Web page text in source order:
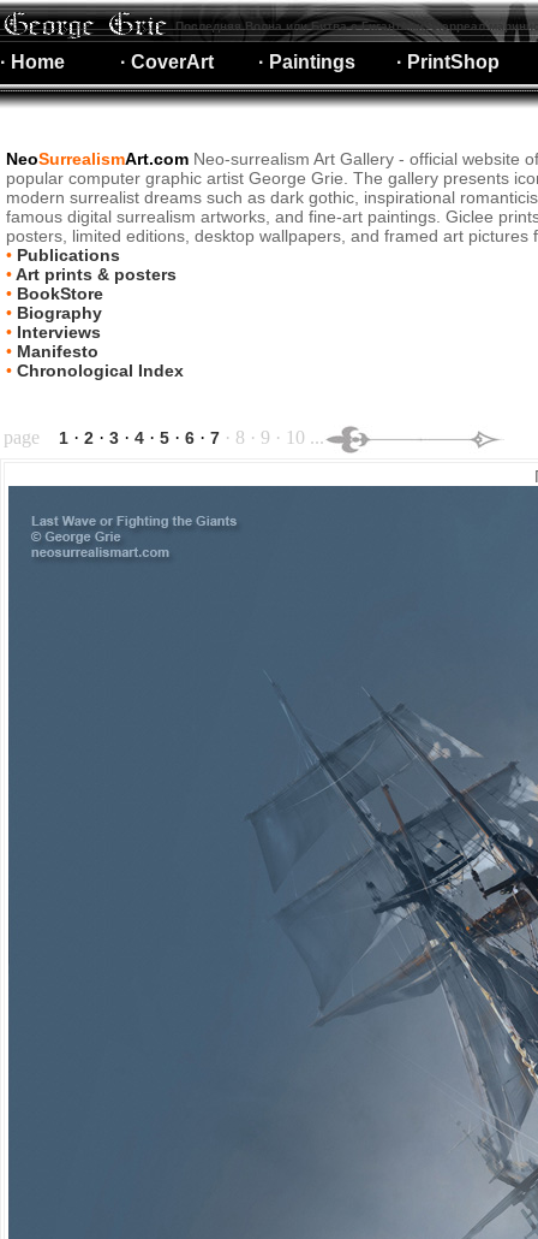
Последняя Волна или Битва с Гигантами, сюрреал
· Home · CoverArt · Paintings · PrintShop
NeoSurrealismArt.com Neo-surrealism Art Gallery - official website
popular computer graphic artist George Grie. The gallery presents
modern surrealist dreams such as dark gothic, inspirational
famous digital surrealism artworks, and fine-art paintings. Giclee
posters, limited editions, desktop wallpapers, and framed art pictures
• Publications
•Art prints & posters
• BookStore
• Biography
• Interviews
• Manifesto
• Chronological Index
page 1 · 2 · 3 · 4 · 5 · 6 · 7 · 8 · 9 · 10 ...